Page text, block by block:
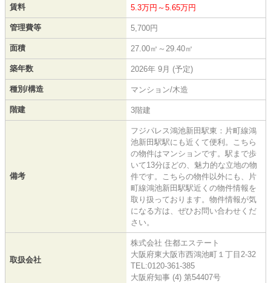
賃料 5.3万円～5.65万円
管理費等 5,700円
面積 27.00㎡～29.40㎡
築年数 2026年 9月 (予定)
種別/構造 マンション/木造
階建 3階建
備考
フジパレス鴻池新田駅東：片町線鴻
池新田駅駅にも近くて便利。こちら
の物件はマンションです。駅まで歩
いて13分ほどの、魅力的な立地の物
件です。こちらの物件以外にも、片
町線鴻池新田駅駅近くの物件情報を
取り扱っております。物件情報が気
になる方は、ぜひお問い合わせくだ
さい。
取扱会社
株式会社 住都エステート
大阪府東大阪市西鴻池町１丁目2-32
TEL:0120-361-385
大阪府知事 (4) 第54407号